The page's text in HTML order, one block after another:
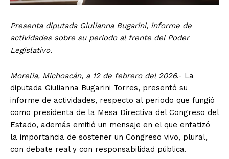
Presenta diputada Giulianna Bugarini, informe de
actividades sobre su periodo al frente del Poder
Legislativo.
Morelia, Michoacán, a 12 de febrero del 2026.- La
diputada Giulianna Bugarini Torres, presentó su
informe de actividades, respecto al periodo que fungió
como presidenta de la Mesa Directiva del Congreso del
Estado, además emitió un mensaje en el que enfatizó
la importancia de sostener un Congreso vivo, plural,
con debate real y con responsabilidad pública.